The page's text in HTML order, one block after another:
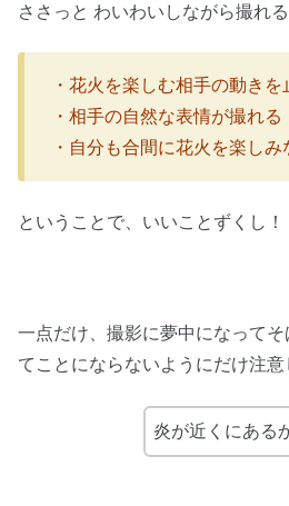
ささっと わいわいしながら撮れる
・花火を楽しむ相手の動き
・相手の自然な表情が撮れる
・自分も合間に花火を楽しみ
ということで、いいことずくし！
一点だけ、撮影に夢中になって
てことにならないようにだけ注意
炎が近くにある